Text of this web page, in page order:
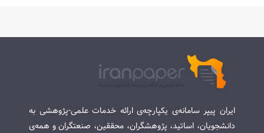
ایران پیپر سامانه‌ی یکپارچه‌ی ارائه خدمات علمی-پژوهشی به
دانشجویان، اساتید، پژوهشگران، محققین، صنعتگران و همه‌ی